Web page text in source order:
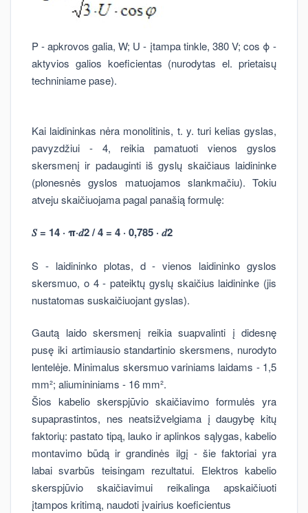
P - apkrovos galia, W; U - įtampa tinkle, 380 V; cos ϕ -
aktyvios galios koeficientas (nurodytas el. prietaisų
techniniame pase).
Kai laidininkas nėra monolitinis, t. y. turi kelias gyslas,
pavyzdžiui - 4, reikia pamatuoti vienos gyslos
skersmenį ir padauginti iš gyslų skaičiaus laidininke
(plonesnės gyslos matuojamos slankmačiu). Tokiu
atveju skaičiuojama pagal panašią formulę:
𝑆= 14 · π·𝑑2 / 4 = 4 · 0,785 · 𝑑2
S - laidininko plotas, d - vienos laidininko gyslos
skersmuo, o 4 - pateiktų gyslų skaičius laidininke (jis
nustatomas suskaičiuojant gyslas).
Gautą laido skersmenį reikia suapvalinti į didesnę
pusę iki artimiausio standartinio skersmens, nurodyto
lentelėje. Minimalus skersmuo variniams laidams - 1,5
mm²; aliumininiams - 16 mm².
Šios kabelio skerspjūvio skaičiavimo formulės yra
supaprastintos, nes neatsižvelgiama į daugybę kitų
faktorių: pastato tipą, lauko ir aplinkos sąlygas, kabelio
montavimo būdą ir grandinės ilgį - šie faktoriai yra
labai svarbūs teisingam rezultatui. Elektros kabelio
skerspjūvio skaičiavimui reikalinga apskaičiuoti
įtampos kritimą, naudoti įvairius koeficientus